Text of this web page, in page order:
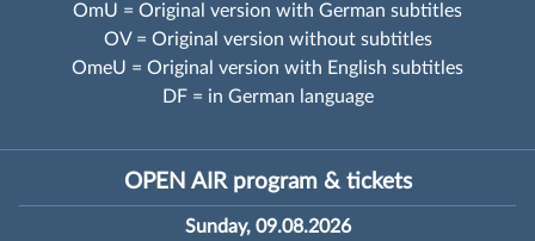
OmU = Original version with German subtitles
OV = Original version without subtitles
OmeU = Original version with English subtitles
DF = in German language
OPEN AIR program & tickets
Sunday, 09.08.2026